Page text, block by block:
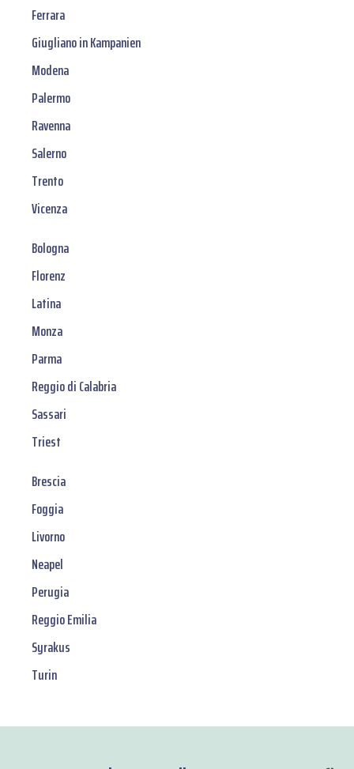
Ferrara
Giugliano in Kampanien
Modena
Palermo
Ravenna
Salerno
Trento
Vicenza
Bologna
Florenz
Latina
Monza
Parma
Reggio di Calabria
Sassari
Triest
Brescia
Foggia
Livorno
Neapel
Perugia
Reggio Emilia
Syrakus
Turin